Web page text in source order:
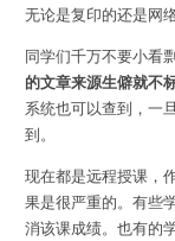
无论是复印的还是网
同学们千万不要小看
的文章来源生僻就不
系统也可以查到，一
到。
现在都是远程授课，
果是很严重的。有些
消该课成绩。也有的